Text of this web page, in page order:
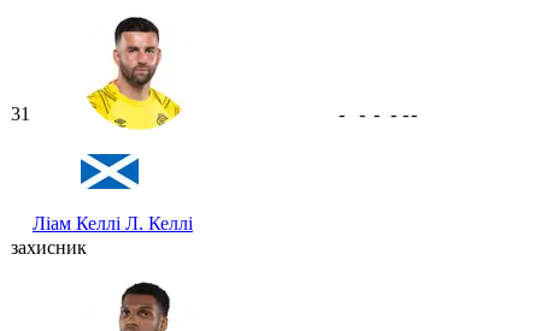
31
Ліам Келлі Л. Келлі
- - - - --
захисник